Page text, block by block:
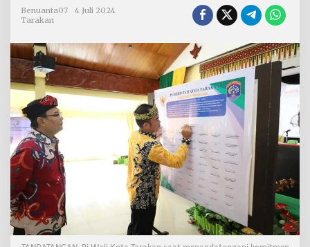
k
a
d
a
2
2
j
W
Benuanta07
4 Juli 2024
Tarakan